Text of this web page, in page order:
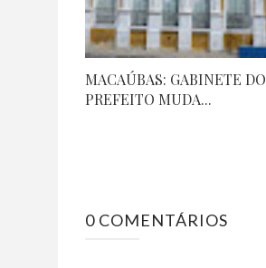
MACAÚBAS: GABINETE DO
PREFEITO MUDA...
0 COMENTÁRIOS